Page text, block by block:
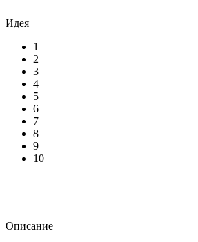
Идея
1
2
3
4
5
6
7
8
9
10
Описание